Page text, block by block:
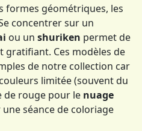
formes géométriques, les
concentrer sur un
ou un shuriken permet de
gratifiant. Ces modèles de
de notre collection car
limitée (souvent du
de rouge pour le nuage
une séance de coloriage